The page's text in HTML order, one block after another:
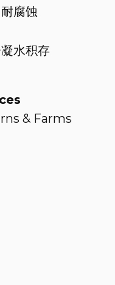
腐蚀
水积存
& Farms